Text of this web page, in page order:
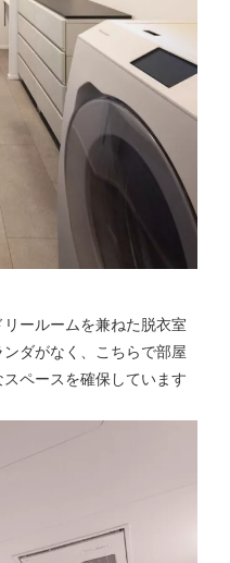
ールームを兼ねた脱衣室
ダがなく、こちらで部屋
ペースを確保しています